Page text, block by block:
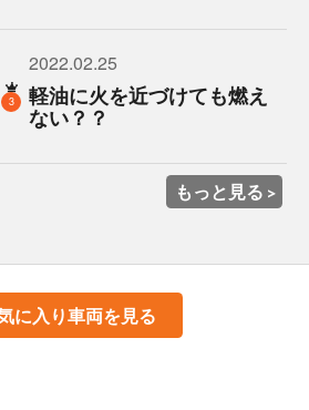
3
2022.02.25
軽油に火を近づけても燃え
ない？？
もっと見る
に入り車両を見る